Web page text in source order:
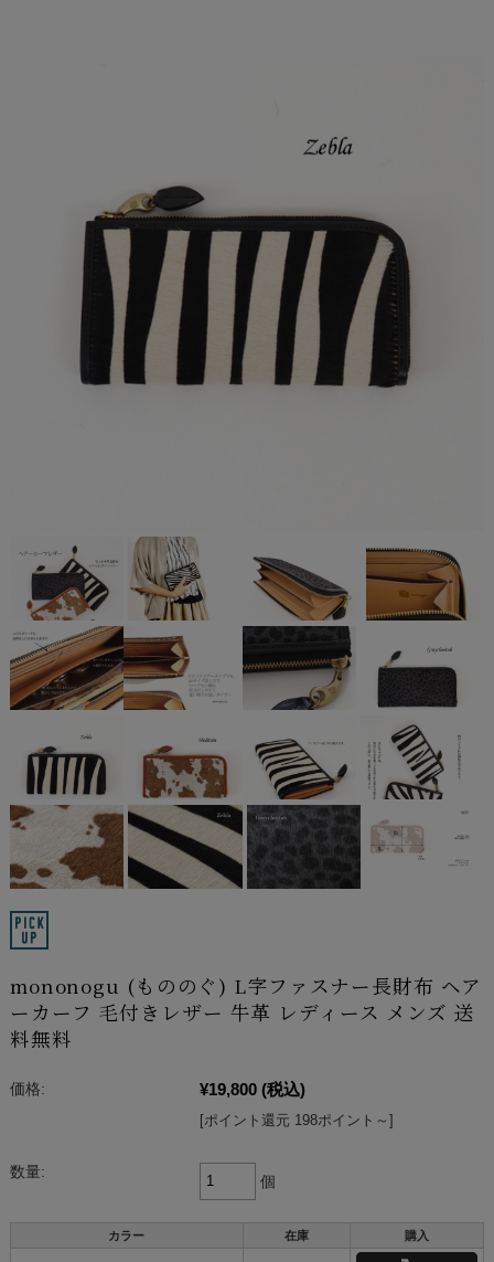
mononogu (もののぐ) L字ファスナー長財布 ヘア
ーカーフ 毛付きレザー 牛革 レディース メンズ 送
料無料
価格: ¥19,800 (税込)
[ポイント還元 198ポイント～]
数量:
個
カラー 在庫 購入